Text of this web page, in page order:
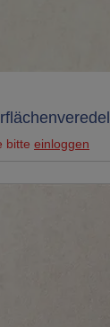
bitte einloggen